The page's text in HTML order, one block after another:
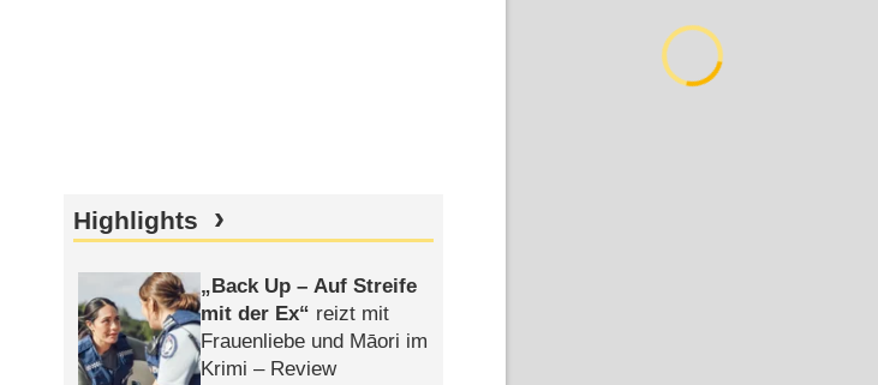
Highlights
Back Up – Auf Streife
mit der Ex
reizt mit
Frauenliebe und Māori im
Krimi – Review